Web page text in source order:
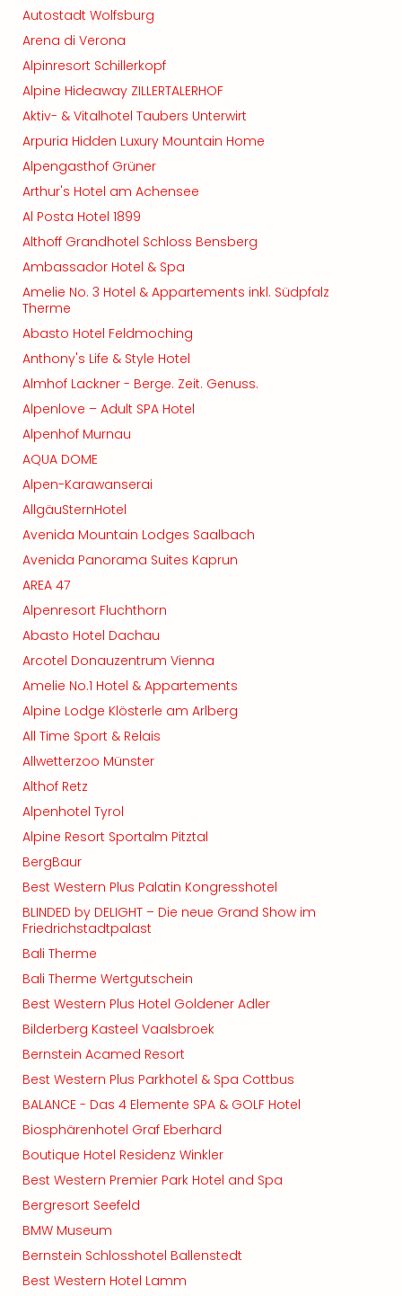
Autostadt Wolfsburg
Arena di Verona
Alpinresort Schillerkopf
Alpine Hideaway ZILLERTALERHOF
Aktiv- & Vitalhotel Taubers Unterwirt
Arpuria Hidden Luxury Mountain Home
Alpengasthof Grüner
Arthur's Hotel am Achensee
Al Posta Hotel 1899
Althoff Grandhotel Schloss Bensberg
Ambassador Hotel & Spa
Amelie No. 3 Hotel & Appartements inkl. Südpfalz
Therme
Abasto Hotel Feldmoching
Anthony's Life & Style Hotel
Almhof Lackner - Berge. Zeit. Genuss.
Alpenlove – Adult SPA Hotel
Alpenhof Murnau
AQUA DOME
Alpen-Karawanserai
AllgäuSternHotel
Avenida Mountain Lodges Saalbach
Avenida Panorama Suites Kaprun
AREA 47
Alpenresort Fluchthorn
Abasto Hotel Dachau
Arcotel Donauzentrum Vienna
Amelie No.1 Hotel & Appartements
Alpine Lodge Klösterle am Arlberg
All Time Sport & Relais
Allwetterzoo Münster
Althof Retz
Alpenhotel Tyrol
Alpine Resort Sportalm Pitztal
BergBaur
Best Western Plus Palatin Kongresshotel
BLINDED by DELIGHT – Die neue Grand Show im
Friedrichstadtpalast
Bali Therme
Bali Therme Wertgutschein
Best Western Plus Hotel Goldener Adler
Bilderberg Kasteel Vaalsbroek
Bernstein Acamed Resort
Best Western Plus Parkhotel & Spa Cottbus
BALANCE - Das 4 Elemente SPA & GOLF Hotel
Biosphärenhotel Graf Eberhard
Boutique Hotel Residenz Winkler
Best Western Premier Park Hotel and Spa
Bergresort Seefeld
BMW Museum
Bernstein Schlosshotel Ballenstedt
Best Western Hotel Lamm